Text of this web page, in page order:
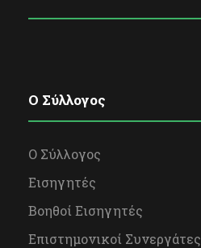
O Σύλλογος
Ο Σύλλογος
Εισηγητές
Βοηθοί Εισηγητές
Επιστημονικοί Συνεργάτες